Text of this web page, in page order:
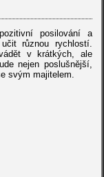
posilování a
různou rychlostí.
v krátkých, ale
nejen poslušnější,
svým majitelem.